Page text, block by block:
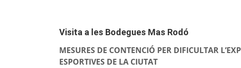
Visita a les Bodegues Mas Rodó
MESURES DE CONTENCIÓ PER DIFICULTAR
ESPORTIVES DE LA CIUTAT